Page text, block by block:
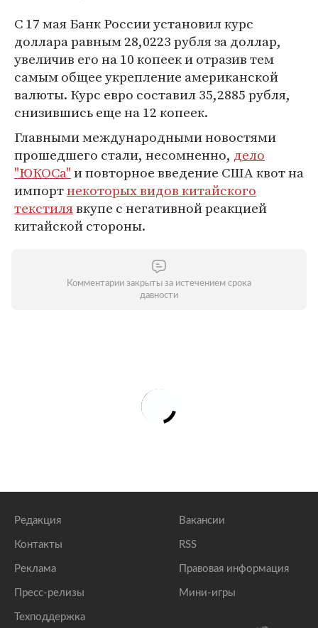
С 17 мая Банк России установил курс
доллара равным 28,0223 рубля за доллар,
увеличив его на 10 копеек и отразив тем
самым общее укрепление американской
валюты. Курс евро составил 35,2885 рубля,
снизившись еще на 12 копеек.
Главными международными новостями
прошедшего стали, несомненно, дело
"ЮКОСа"и повторное введение США квот на
импортнекоторых видов китайского
текстилявкупе с негативной реакцией
китайской стороны.
Комментарии закрыты за истечением срока
давности
Редакция
Контакты
Реклама
Пресс-релизы
Техподдержка
Вакансии
RSS
Правовая информация
Мини-игры